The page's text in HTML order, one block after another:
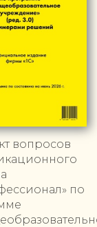
вопросов
по